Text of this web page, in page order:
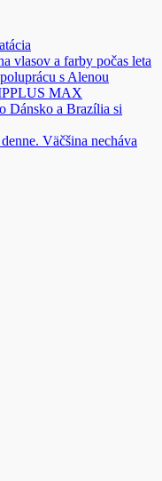
vlasov a farby počas leta
s Alenou
MAX
Dánsko a Brazília si
Väčšina necháva